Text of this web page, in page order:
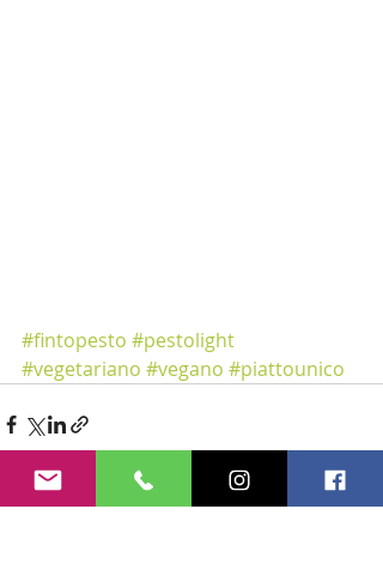
#fintopesto #pestolight
#vegetariano #vegano #piattounico